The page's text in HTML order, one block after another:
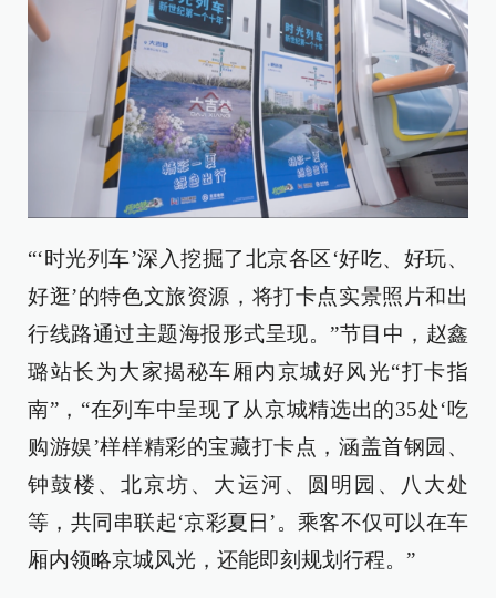
“‘时光列车’深入挖掘了北京各区‘好吃、好玩、
好逛’的特色文旅资源，将打卡点实景照片和出
行线路通过主题海报形式呈现。”节目中，赵鑫
璐站长为大家揭秘车厢内京城好风光“打卡指
南”，“在列车中呈现了从京城精选出的35处‘吃
购游娱’样样精彩的宝藏打卡点，涵盖首钢园、
钟鼓楼、北京坊、大运河、圆明园、八大处
等，共同串联起‘京彩夏日’。乘客不仅可以在车
厢内领略京城风光，还能即刻规划行程。”